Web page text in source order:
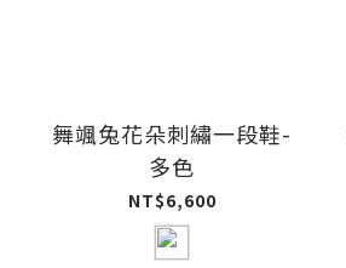
舞颯兔花朵刺繡一段鞋-
多色
NT$6,600